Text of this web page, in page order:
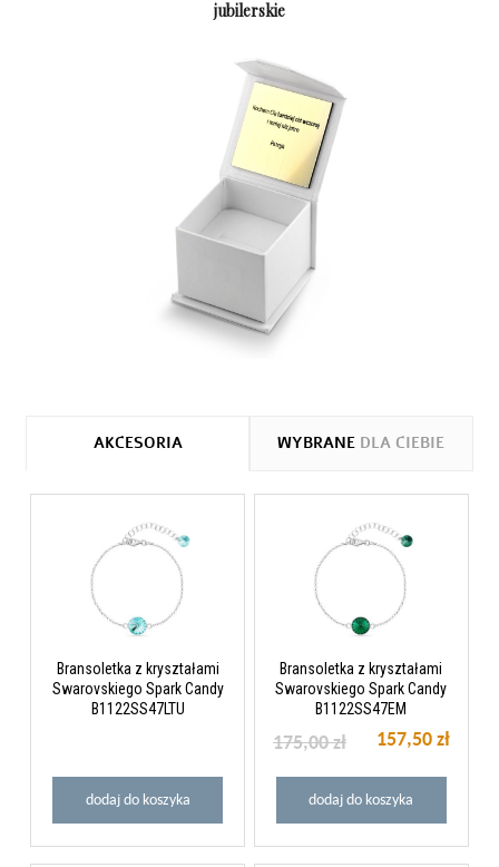
jubilerskie
AKCESORIA WYBRANE DLA CIEBIE
Bransoletka z kryształami
Swarovskiego Spark Candy
B1122SS47LTU
dodaj do koszyka
Bransoletka z kryształami
Swarovskiego Spark Candy
B1122SS47EM
157,50 zł
175,00 zł
dodaj do koszyka